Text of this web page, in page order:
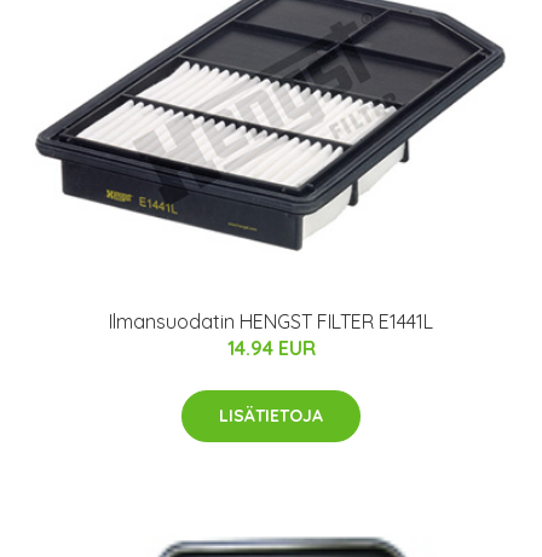
Ilmansuodatin HENGST FILTER E1441L
14.94 EUR
LISÄTIETOJA